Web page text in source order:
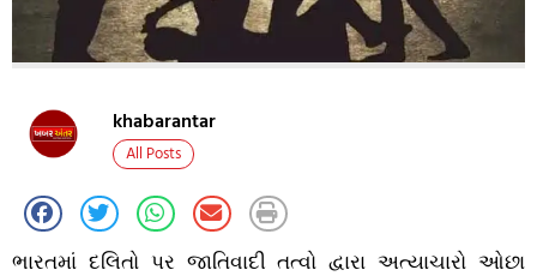
khabarantar
All Posts
ભારતમાં દલિતો પર જાતિવાદી તત્વો દ્વારા અત્યાચારો ઓછા